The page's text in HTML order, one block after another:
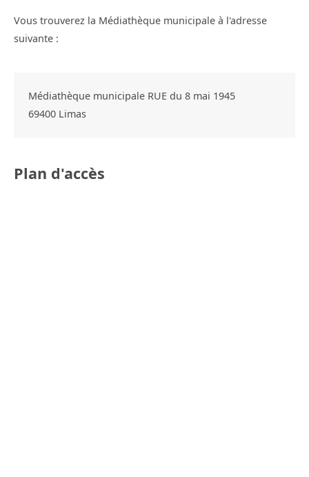
Vous trouverez la Médiathèque municipale à l'adresse
suivante :
Médiathèque municipale RUE du 8 mai 1945
69400 Limas
Plan d'accès